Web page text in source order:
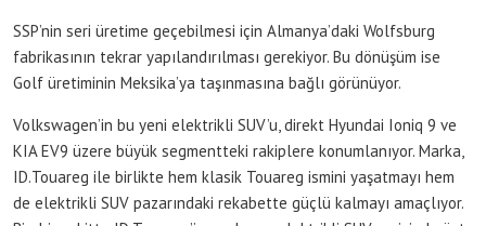
SSP’nin seri üretime geçebilmesi için Almanya’daki Wolfsburg
fabrikasının tekrar yapılandırılması gerekiyor. Bu dönüşüm ise
Golf üretiminin Meksika’ya taşınmasına bağlı görünüyor.
Volkswagen’in bu yeni elektrikli SUV’u, direkt Hyundai Ioniq 9 ve
KIA EV9 üzere büyük segmentteki rakiplere konumlanıyor. Marka,
ID.Touareg ile birlikte hem klasik Touareg ismini yaşatmayı hem
de elektrikli SUV pazarındaki rekabette güçlü kalmayı amaçlıyor.